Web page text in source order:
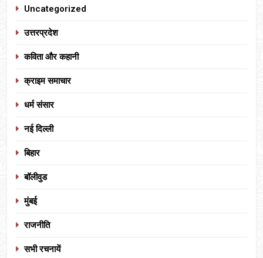
Uncategorized
उत्तरप्रदेश
कविता और कहानी
क्राइम समाचार
धर्म संसार
नई दिल्ली
बिहार
बॉलीवुड
मुंबई
राजनीति
सभी रचनायें